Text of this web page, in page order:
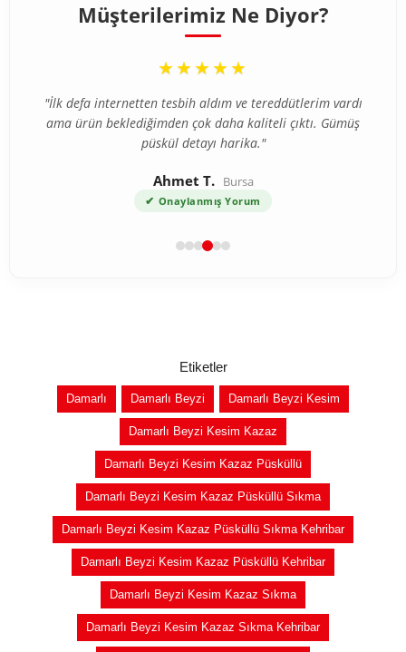
Müşterilerimiz Ne Diyor?
“
★★★★★
"İlk defa internetten tesbih aldım ve tereddütlerim vardı
ama ürün beklediğimden çok daha kaliteli çıktı. Gümüş
püskül detayı harika."
Ahmet T. Bursa
✔ Onaylanmış Yorum
Etiketler
Damarlı Damarlı Beyzi Damarlı Beyzi Kesim
Damarlı Beyzi Kesim Kazaz
Damarlı Beyzi Kesim Kazaz Püsküllü
Damarlı Beyzi Kesim Kazaz Püsküllü Sıkma
Damarlı Beyzi Kesim Kazaz Püsküllü Sıkma Kehribar
Damarlı Beyzi Kesim Kazaz Püsküllü Kehribar
Damarlı Beyzi Kesim Kazaz Sıkma
Damarlı Beyzi Kesim Kazaz Sıkma Kehribar